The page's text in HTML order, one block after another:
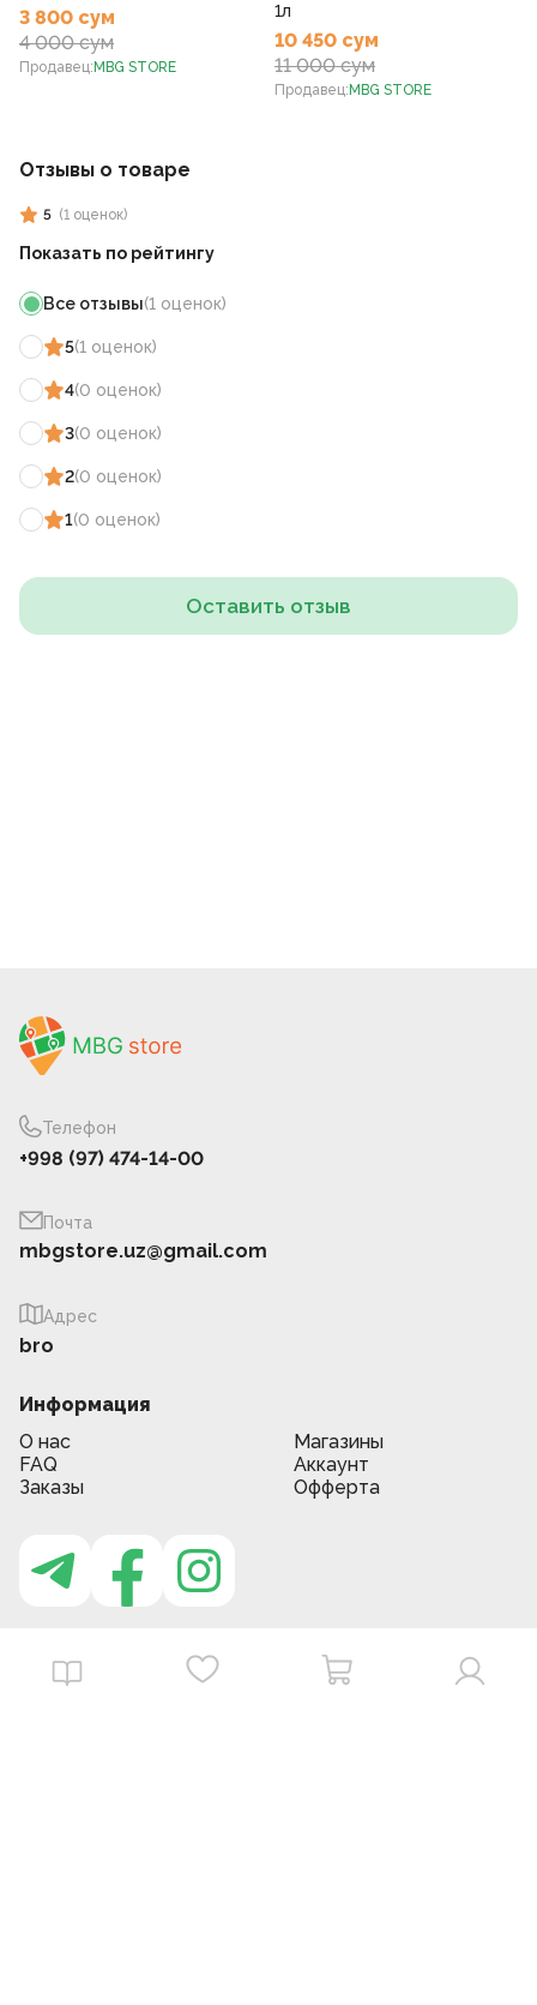
3 800 сум
4 000 сум
Продавец: MBG STORE
1л
10 450 сум
11 000 сум
Продавец: MBG STORE
Отзывы о товаре
5 (1 оценок)
Показать по рейтингу
Все отзывы(1 оценок)
5(1 оценок)
4(0 оценок)
3(0 оценок)
2(0 оценок)
1(0 оценок)
Оставить отзыв
Телефон
+998 (97) 474-14-00
Почта
mbgstore.uz@gmail.com
Адрес
bro
Информация
О нас
Магазины
FAQ
Аккаунт
Заказы
Офферта
Приложение MBG store